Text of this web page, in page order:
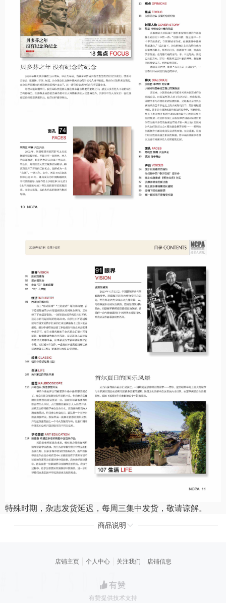
特殊时期，杂志发货延迟，每周三集中发货，敬请谅解。
商品说明
店铺主页 个人中心 关注我们 店铺信息
有赞提供技术支持